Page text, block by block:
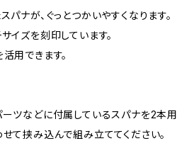
パナが、ぐっとつかいやすくなります。
イズを刻印しています。
用できます。
ーツなどに付属しているスパナを2本用
て挟み込んで組み立ててください。